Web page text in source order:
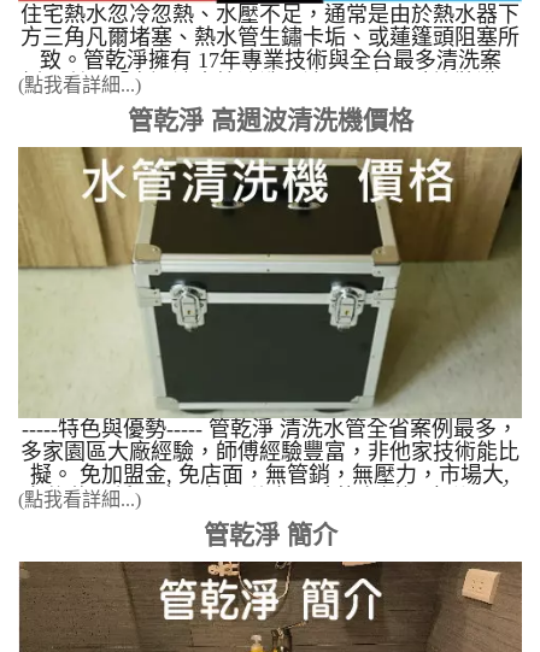
住宅熱水忽冷忽熱、水壓不足，通常是由於熱水器下
方三角凡爾堵塞、熱水管生鏽卡垢、或蓮篷頭阻塞所
致。管乾淨擁有 17年專業技術與全台最多清洗案
例，利用「高週波水管清洗工法」，在不破壞裝潢、
不使用化學藥劑的前提下，達到 99.5% 的管道疏通與
除垢成功率。 在冬天時 熱水忽冷忽熱 ，像在洗三溫
暖、戰鬥澡，整理三個解決方式?️ 1. 檢查熱水器 檢
查熱水器電池電量，是否有正常運作？直接將水龍頭
開到熱水最左邊，觀察出水量，是否有一拇指大小
2. 檢查蓮蓬頭是否堵塞 水壓會影響到熱水器的，可
以先檢查蓮蓬頭 是不是被塞住了，因出水被堵住，
出水量不足，就會忽冷忽熱 3. 水管堵住，導致水壓
太小 上述都檢查後沒改善，以為是熱水器有問題，
卻不知道可能是熱水器下方的三角凡爾堵塞，或是熱
水管生鏽造成水管管壁堵塞，水壓不足讓熱水器無法
正常運作。 點擊看案例 當水龍頭打開時，發現水有
異味及顏色，每次洗手或洗澡後，皮膚會覺得莫名的
發癢，都是管壁上種種的雜質及細菌造成的。 以下
為精選影片分享 台北市 士林區 芝玉路二段 清洗水
管 彰化 花壇 清洗水管 南投 竹山 某公司 竹北白
地 水管清洗 香山 福樹街 清洗水管 - 我家有泡沫紅
茶 新竹南大路 水管清洗 之我家有果汁 以下為精選
圖片分享
(點我看詳細...)
管乾淨 高週波清洗機價格
-----特色與優勢----- 管乾淨 清洗水管全省案例最多，
多家園區大廠經驗，師傅經驗豐富，非他家技術能比
擬。 免加盟金, 免店面，無管銷，無壓力，市場大,
免綁約，低風險，高報酬 有口碑的案例經驗 使用本
公司的水管清洗設備，到現場施工成功率99.5%(他家
還在90%成功率)，案例影音占全台90%，您沒有看
錯，全台90%的案例幾乎都是管乾淨的學生提供，如
果要學技術請到管乾淨 水管清洗 訓練。 為何選管
乾淨? 管乾淨超過15年的專業技術，擁有全省清洗案
例最多清洗管路經驗，公司不斷的精進技術與經驗累
(點我看詳細...)
管乾淨 簡介